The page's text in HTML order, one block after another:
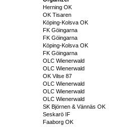
Herning OK
OK Tisaren
Köping-Kolsva OK
FK Göingarna
FK Göingarna
Köping-Kolsva OK
FK Göingarna
OLC Wienerwald
OLC Wienerwald
OK Vilse 87
OLC Wienerwald
OLC Wienerwald
OLC Wienerwald
SK Björnen & Vännäs OK
Seskarö IF
Faaborg OK